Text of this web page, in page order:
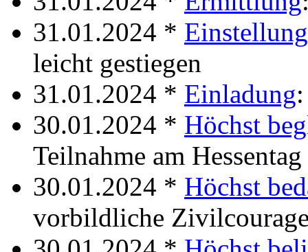
31.01.2024 * Einstellung
leicht gestiegen
31.01.2024 * Einladung
30.01.2024 * Höchst
Teilnahme am Hessentag
30.01.2024 * Höchst
vorbildliche